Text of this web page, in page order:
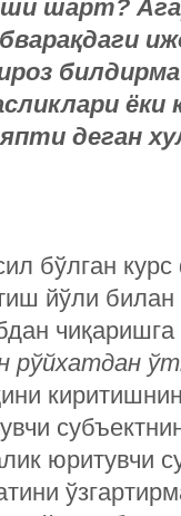
шарт?
ёки
деган
бўлган курс
йўли
рўйхатдан
юритувчи